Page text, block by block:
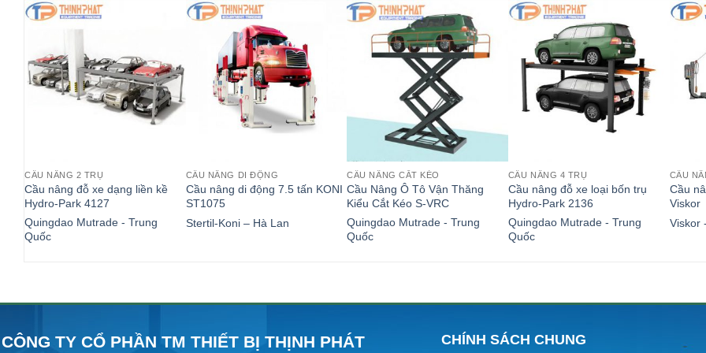
CẦU NÂNG 2 TRỤ
Cầu nâng đỗ xe dạng liền kề
Hydro-Park 4127
Quingdao Mutrade - Trung
Quốc
CẦU NÂNG DI ĐỘNG
Cầu nâng di động 7.5 tấn KONI
ST1075
Stertil-Koni – Hà Lan
CẦU NÂNG CẮT KÉO
Cầu Nâng Ô Tô Vận Thăng
Kiểu Cắt Kéo S-VRC
Quingdao Mutrade - Trung
Quốc
CẦU NÂNG 4 TRỤ
Cầu nâng đỗ xe loại bốn trụ
Hydro-Park 2136
Quingdao Mutrade - Trung
Quốc
CẦU
Cầu
Viskor
Viskor
CÔNG TY CỔ PHẦN TM THIẾT BỊ THỊNH PHÁT CHÍNH SÁCH CHUNG